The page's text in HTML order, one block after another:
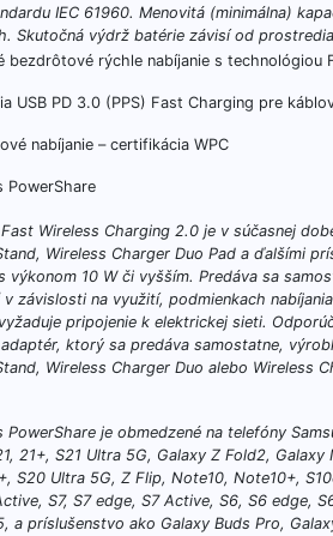
IEC 61960. Menovitá (minimálna)
Skutočná výdrž batérie závisí od
bezdrôtové rýchle nabíjanie s technológiou
USB PD 3.0 (PPS) Fast Charging pre
nabíjanie – certifikácia WPC
PowerShare
Wireless Charging 2.0 je v súčasnej
Wireless Charger Duo Pad a ďalšími
výkonom 10 W či vyšším. Predáva sa
v závislosti na využití, podmienkach
pripojenie k elektrickej sieti.
ktorý sa predáva samostatne,
Wireless Charger Duo alebo Wireless
PowerShare je obmedzené na telefóny
21+, S21 Ultra 5G, Galaxy Z Fold2,
S20 Ultra 5G, Z Flip, Note10, Note10+,
S7, S7 edge, S7 Active, S6, S6 edge,
a príslušenstvo ako Galaxy Buds Pro,